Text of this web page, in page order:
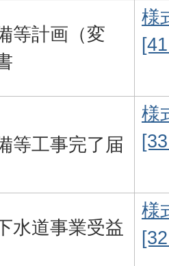
等計画（変
様
等工事完了届
様
水道事業受益
様